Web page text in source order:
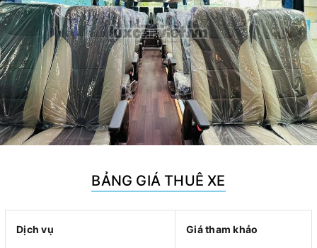
BẢNG GIÁ THUÊ XE
Dịch vụ Giá tham khảo